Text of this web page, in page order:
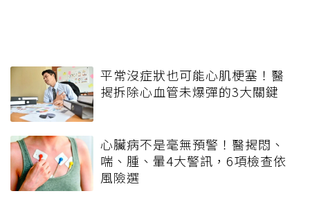
平常沒症狀也可能心肌梗塞！醫
揭拆除心血管未爆彈的3大關鍵
心臟病不是毫無預警！醫揭悶、
喘、腫、暈4大警訊，6項檢查依
風險選